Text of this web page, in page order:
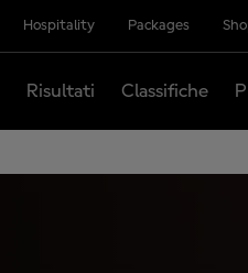
Hospitality Packages
Risultati Classifiche